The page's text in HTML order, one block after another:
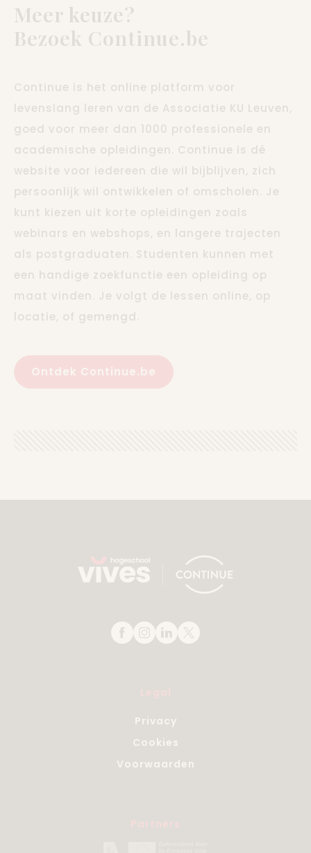
Meer keuze?
Bezoek Continue.be
Continue is het online platform voor
levenslang leren van de Associatie KU Leuven,
goed voor meer dan 1000 professionele en
academische opleidingen. Continue is dé
website voor iedereen die wil bijblijven, zich
persoonlijk wil ontwikkelen of omscholen. Je
kunt kiezen uit korte opleidingen zoals
webinars en webshops, en langere trajecten
als postgraduaten. Studenten kunnen met
een handige zoekfunctie een opleiding op
maat vinden. Je volgt de lessen online, op
locatie, of gemengd.
Ontdek Continue.be
Privacy
Cookies
Voorwaarden